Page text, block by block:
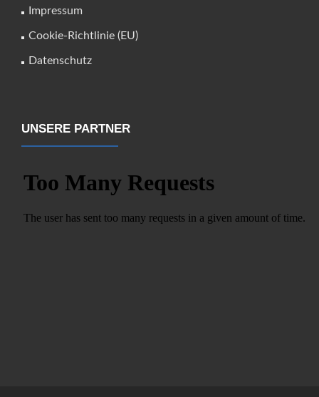
Impressum
Cookie-Richtlinie (EU)
Datenschutz
UNSERE PARTNER